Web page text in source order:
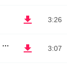
3:26
3:07
MC Doni ft Натали vs Mexx & Alex Good